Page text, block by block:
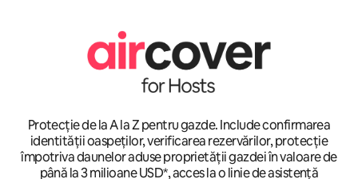
Protecție de la A la Z pentru gazde. Include confirmarea
identității oaspeților, verificarea rezervărilor, protecție
împotriva daunelor aduse proprietății gazdei în valoare de
până la 3 milioane USD*, acces la o linie de asistență